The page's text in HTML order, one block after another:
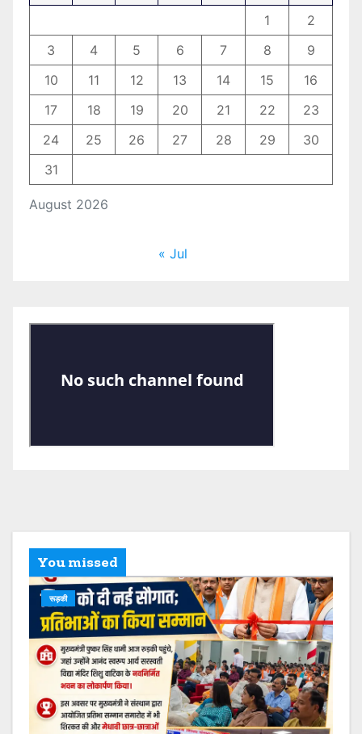
August 2026
1
2
3
4 5 6 7 8
9
10
11 12 13 14 15
16
17
18 19 20 21 22
23
24
25 26 27 28 29
30
31
« Jul
You missed
रूड़की